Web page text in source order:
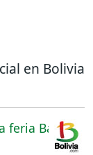
en Bolivia